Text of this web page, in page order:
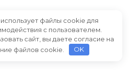
файлы cookie для
с пользователем.
сайт, вы даете согласие на
файлов cookie.
OK